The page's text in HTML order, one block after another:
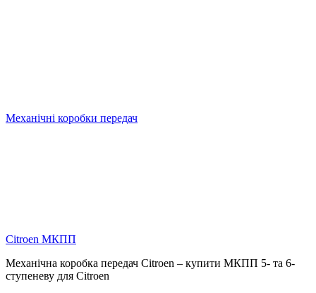
Механічні коробки передач
Citroen МКПП
Механічна коробка передач Citroen – купити МКПП 5- та 6-
ступеневу для Citroen